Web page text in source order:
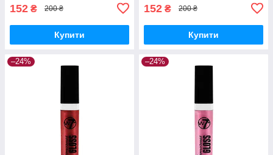
152 ₴ 200 ₴
Купити
152 ₴ 200 ₴
Купити
–24% –24%